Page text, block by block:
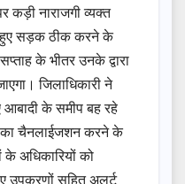
कड़ी नाराजगी व्यक्त
हुए सड़क ठीक करने के
के भीतर उनके द्वारा
जिलाधिकारी ने
आबादी के समीप बह रहे
का चैनलाईजशन करने के
के अधिकारियों को
उपकरणों सहित अलर्ट